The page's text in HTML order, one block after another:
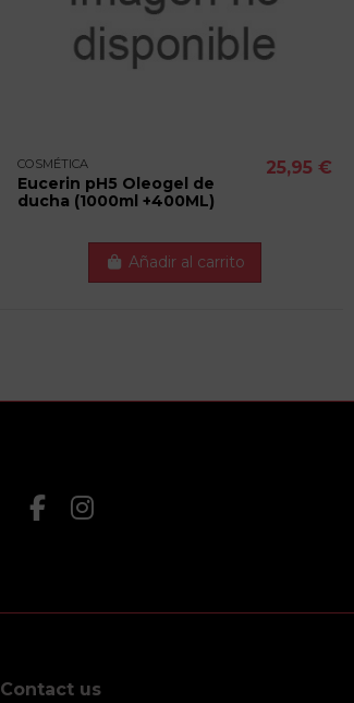
COSMÉTICA
Eucerin pH5 Oleogel de
ducha (1000ml +400ML)
25,95 €
Añadir al carrito
Contact us